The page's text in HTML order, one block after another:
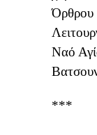
Όρθρου
Ναό
***